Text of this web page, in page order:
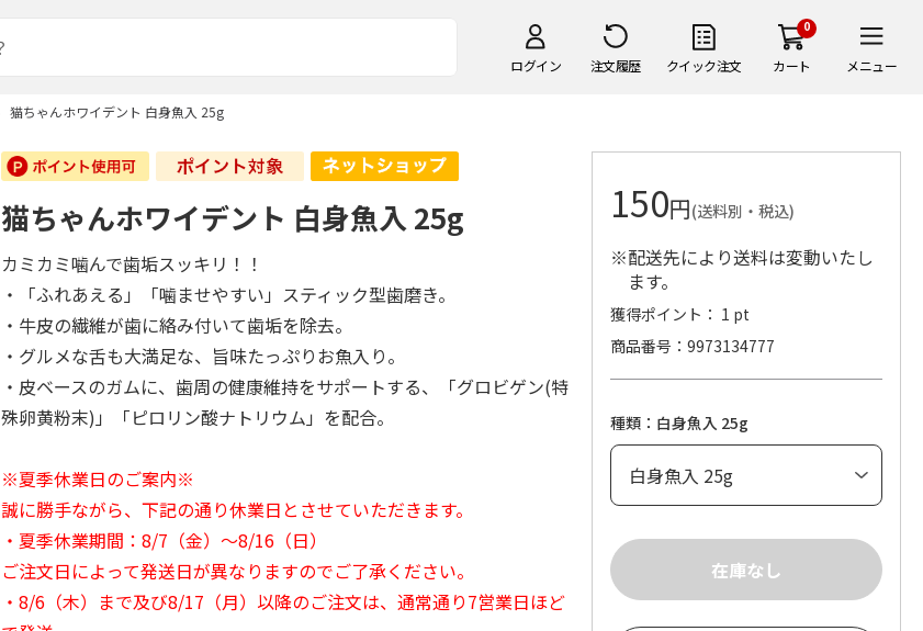
ログイン 注文履歴 クイック注文
0
カート メニュー
猫ちゃんホワイデント 白身魚入 25g
猫ちゃんホワイデント 白身魚入 25g
カミカミ噛んで歯垢スッキリ！！
・「ふれあえる」「噛ませやすい」スティック型歯磨き。
・牛皮の繊維が歯に絡み付いて歯垢を除去。
・グルメな舌も大満足な、旨味たっぷりお魚入り。
・皮ベースのガムに、歯周の健康維持をサポートする、「グロビゲン(特
殊卵黄粉末)」「ピロリン酸ナトリウム」を配合。
※夏季休業日のご案内※
誠に勝手ながら、下記の通り休業日とさせていただきます。
・夏季休業期間：8/7（金）～8/16（日）
ご注文日によって発送日が異なりますのでご了承ください。
・8/6（木）まで及び8/17（月）以降のご注文は、通常通り7営業日ほど
150円(送料別・税込)
※配送先により送料は変動いたし
ます。
獲得ポイント： 1 pt
商品番号
9973134777
種類：白身魚入 25g